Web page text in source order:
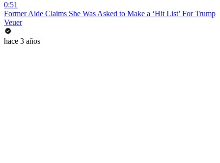
0:51
Former Aide Claims She Was Asked to Make a ‘Hit List’ For Trump
Veuer
hace 3 años